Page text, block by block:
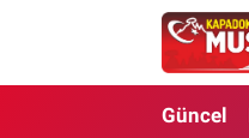
Güncel
CANLI SEÇİM
Nevşehir Nöbetçi